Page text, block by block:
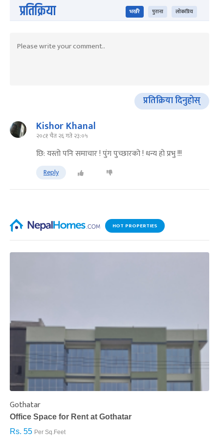
प्रतिक्रिया भर्खरै पुराना लोकप्रिय
प्रतिक्रिया दिनुहोस्
Kishor Khanal
२०८१ चैत २६ गते २३:०५
छि: यस्तो पनि समाचार ! पुंग पुच्छारको ! धन्य हो प्रभु !!!
Reply
HOT PROPERTIES
Gothatar
Office Space for Rent at Gothatar
Rs. 55 Per Sq.Feet